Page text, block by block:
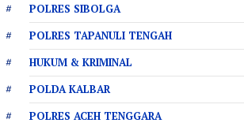
POLRES SIBOLGA
POLRES TAPANULI TENGAH
HUKUM & KRIMINAL
POLDA KALBAR
POLRES ACEH TENGGARA